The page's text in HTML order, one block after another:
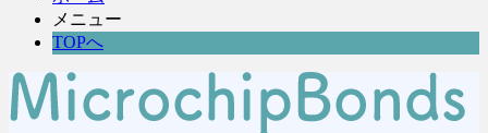
メニュー
TOPへ